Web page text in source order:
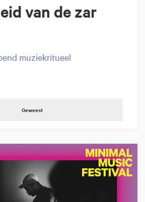
van de zar
muziekritueel
Geweest